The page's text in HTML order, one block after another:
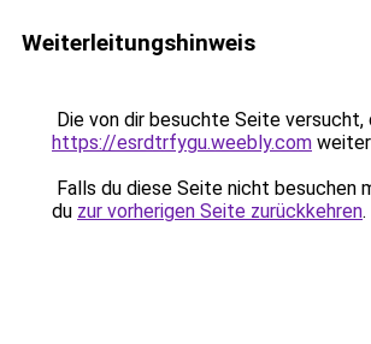
Weiterleitungshinweis
Die von dir besuchte Seite versucht,
https://esrdtrfygu.weebly.com
Falls du diese Seite nicht besuchen
du zur vorherigen Seite zurückkehren.